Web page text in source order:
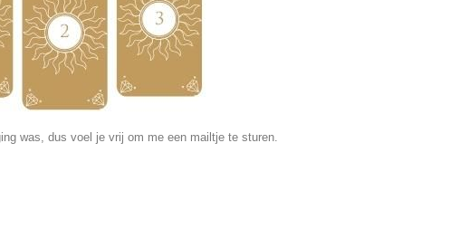
was, dus voel je vrij om me een mailtje te sturen.